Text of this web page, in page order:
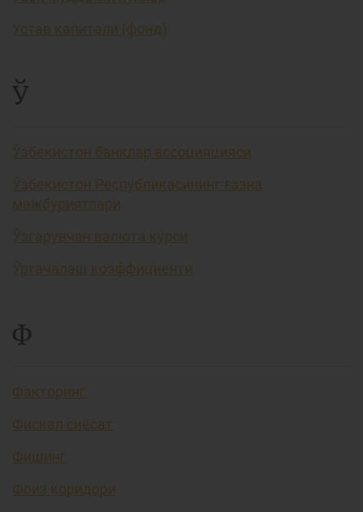
Устав капитали (фонд)
Ў
Ўзбекистон банклар ассоцияцияси
Ўзбекистон Республикасининг ғазна
мажбуриятлари
Ўзгарувчан валюта курси
Ўртачалаш коэффициенти
Ф
Факторинг
Фискал сиёсат
Фишинг
Фоиз коридори